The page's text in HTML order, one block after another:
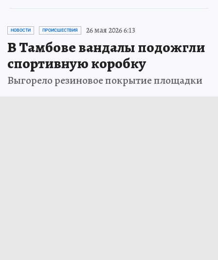
НОВОСТИ ПРОИСШЕСТВИЯ 26 мая 2026 6:13
В Тамбове вандалы подожгли
спортивную коробку
Выгорело резиновое покрытие площадки